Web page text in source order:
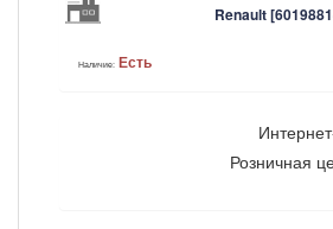
Renault
Наличие: Есть
Розничная